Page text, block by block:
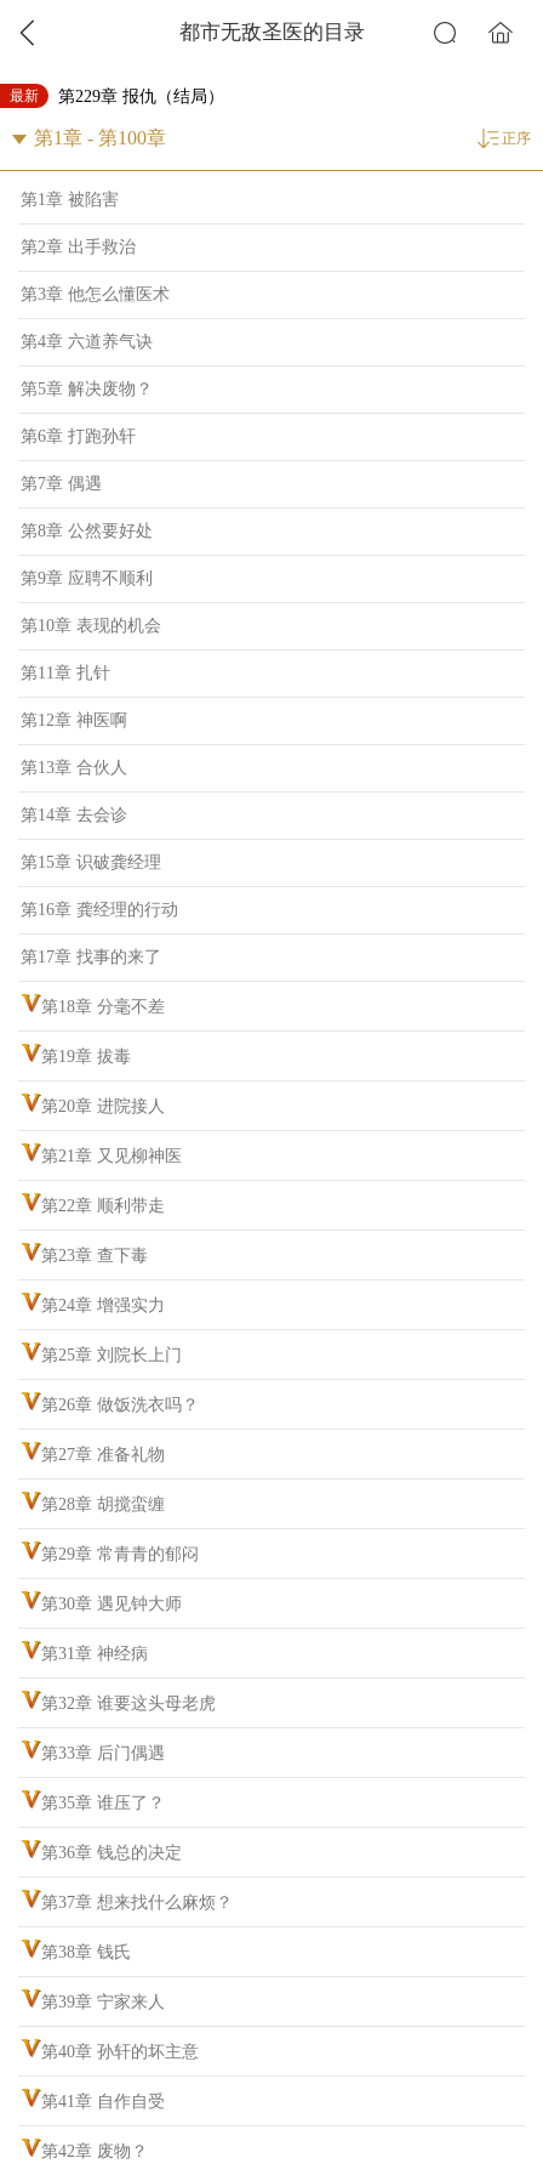
都市无敌圣医的目录
最新 第229章 报仇（结局）
正序
第1章 被陷害
第2章 出手救治
第3章 他怎么懂医术
第4章 六道养气诀
第5章 解决废物？
第6章 打跑孙轩
第7章 偶遇
第8章 公然要好处
第9章 应聘不顺利
第10章 表现的机会
第11章 扎针
第12章 神医啊
第13章 合伙人
第14章 去会诊
第15章 识破龚经理
第16章 龚经理的行动
第17章 找事的来了
第18章 分毫不差
第19章 拔毒
第20章 进院接人
第21章 又见柳神医
第22章 顺利带走
第23章 查下毒
第24章 增强实力
第25章 刘院长上门
第26章 做饭洗衣吗？
第27章 准备礼物
第28章 胡搅蛮缠
第29章 常青青的郁闷
第30章 遇见钟大师
第31章 神经病
第32章 谁要这头母老虎
第33章 后门偶遇
第35章 谁压了？
第36章 钱总的决定
第37章 想来找什么麻烦？
第38章 钱氏
第39章 宁家来人
第40章 孙轩的坏主意
第41章 自作自受
第42章 废物？